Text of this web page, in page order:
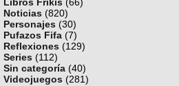
Noticias (820)
Personajes (30)
Pufazos Fifa (7)
Reflexiones (129)
Series (112)
Sin categoría (40)
Videojuegos (281)